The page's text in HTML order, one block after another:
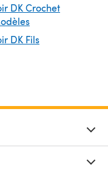
DK Crochet
DK Fils